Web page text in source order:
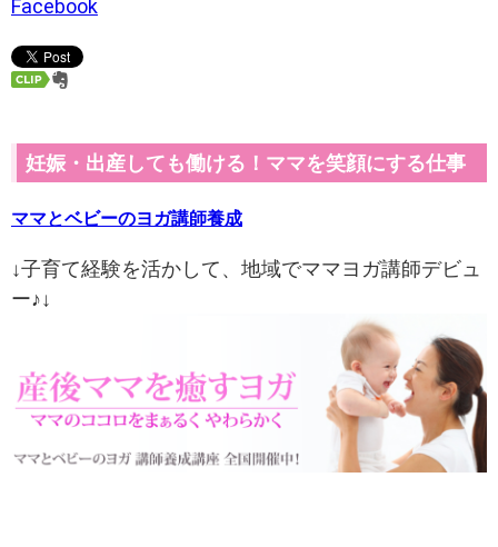
Facebook
妊娠・出産しても働ける！ママを笑顔にする仕事
ママとベビーのヨガ講師養成
↓子育て経験を活かして、地域でママヨガ講師デビュ
ー♪↓